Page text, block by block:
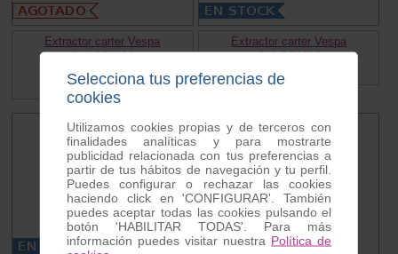
Extractor carter Vespa
Ref. RP1384
20.00 €
Extractor carter Vespa
Ref. RP1385
15.75 €
Selecciona tus preferencias de
cookies
Utilizamos cookies propias y de terceros con
finalidades analíticas y para mostrarte
publicidad relacionada con tus preferencias a
partir de tus hábitos de navegación y tu perfil.
Puedes configurar o rechazar las cookies
haciendo click en 'CONFIGURAR'. También
puedes aceptar todas las cookies pulsando el
botón 'HABILITAR TODAS'. Para más
información puedes visitar nuestra Política de